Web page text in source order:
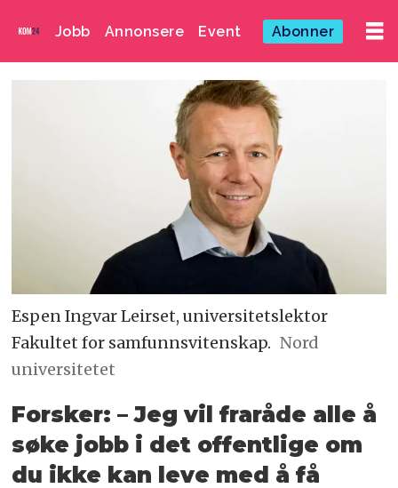
Jobb Annonsere Event Abonner
Espen Ingvar Leirset, universitetslektor
Fakultet for samfunnsvitenskap. Nord
universitetet
Forsker: – Jeg vil fraråde alle å
søke jobb i det offentlige om
du ikke kan leve med å få